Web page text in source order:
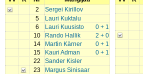
2
Sergei Kirillov
5
Lauri Kuktalu
6
0 + 1
Lauri Kuusisto
10
2 + 0
Rando Hallik
14
0 + 1
Martin Kärner
15
0 + 1
Kauri Adman
22
Sander Kisler
23
Margus Sinisaar